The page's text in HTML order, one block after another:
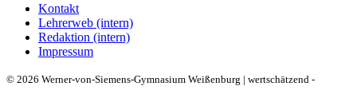
Kontakt
Lehrerweb (intern)
Redaktion (intern)
Impressum
© 2026 Werner-von-Siemens-Gymnasium Weißenburg | wertschätzend -